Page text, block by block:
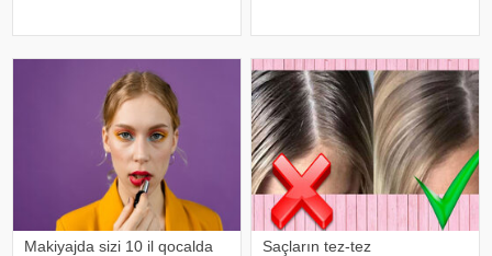
moda dünyasının qadın gözəlliyin
fərqli olmasına səbəb ol
Makiyajda sizi 10 il qocalda
Saçların tez-tez